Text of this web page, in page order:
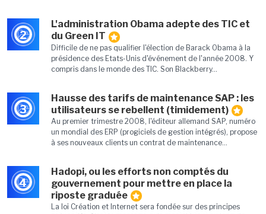
2
L'administration Obama adepte des TIC et
du Green IT
Difficile de ne pas qualifier l'élection de Barack Obama à la
présidence des Etats-Unis d'événement de l'année 2008. Y
compris dans le monde des TIC. Son Blackberry...
3
Hausse des tarifs de maintenance SAP : les
utilisateurs se rebellent (timidement)
Au premier trimestre 2008, l'éditeur allemand SAP, numéro
un mondial des ERP (progiciels de gestion intégrés), propose
à ses nouveaux clients un contrat de maintenance...
4
Hadopi, ou les efforts non comptés du
gouvernement pour mettre en place la
riposte graduée
La loi Création et Internet sera fondée sur des principes